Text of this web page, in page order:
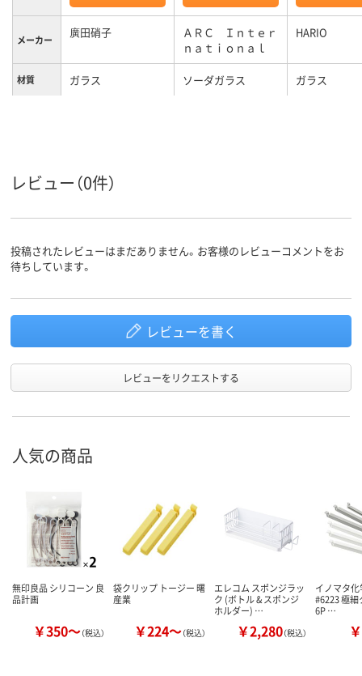
メーカー 廣田硝子
ＡＲＣ Ｉｎｔｅｒ
ｎａｔｉｏｎａｌ
HARIO
材質 ガラス ソーダガラス ガラス
レビュー（0件）
投稿されたレビューはまだありません。お客様のレビューコメントをお
待ちしています。
レビューを書く
レビューをリクエストする
人気の商品
無印良品 シリコーン 良
品計画
￥350～（税込）
袋クリップ トージー 曙
産業
￥224～（税込）
エレコム スポンジラッ
ク (ボトル & スポンジ
ホルダー) …
￥2,280（税込）
イノマタ
#6223 極
6P …